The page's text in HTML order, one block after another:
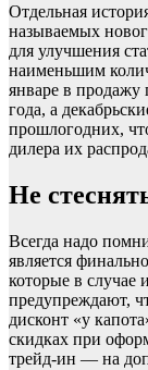
Отдельная
называемых
для улучшения
наименьшим
январе в продажу
года, а
прошлогодних,
дилера их
Не
Всегда надо
является
которые в случае
предупреждают,
дисконт «у
скидках при
трейд-ин — на